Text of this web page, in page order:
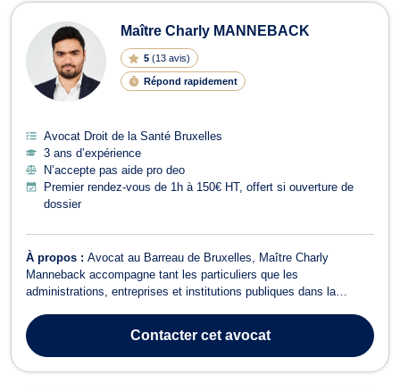
Maître Charly MANNEBACK
5 (13 avis)
Répond rapidement
Avocat Droit de la Santé Bruxelles
3 ans d’expérience
N’accepte pas aide pro deo
Premier rendez-vous de 1h à 150€ HT, offert si ouverture de
dossier
À propos : Avocat au Barreau de Bruxelles, Maître Charly
Manneback accompagne tant les particuliers que les
administrations, entreprises et institutions publiques dans la
intervient principalement en droit administratif et en droit public,
notamment en droit de l’urbanism...
Contactercet avocat